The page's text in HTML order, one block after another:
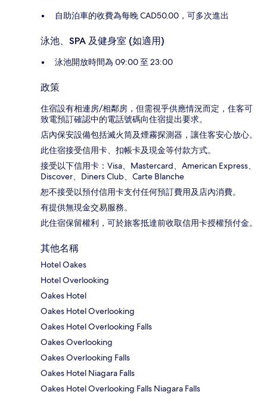
自助泊車的收費為每晚 CAD50.00，可多次進出
泳池、SPA 及健身室 (如適用)
泳池開放時間為 09:00 至 23:00
政策
住宿設有相連房/相鄰房，但需視乎供應情況而定，住客可
致電預訂確認中的電話號碼向住宿提出要求。
店內保安設備包括滅火筒及煙霧探測器，讓住客安心放心。
此住宿接受信用卡、扣帳卡及現金等付款方式。
接受以下信用卡：Visa、Mastercard、American Express、
Discover、Diners Club、Carte Blanche
恕不接受以預付信用卡支付任何預訂費用及店內消費。
有提供無現金交易服務。
此住宿保留權利，可於旅客抵達前收取信用卡授權預付金。
其他名稱
Hotel Oakes
Hotel Overlooking
Oakes Hotel
Oakes Hotel Overlooking
Oakes Hotel Overlooking Falls
Oakes Overlooking
Oakes Overlooking Falls
Oakes Hotel Niagara Falls
Oakes Hotel Overlooking Falls Niagara Falls